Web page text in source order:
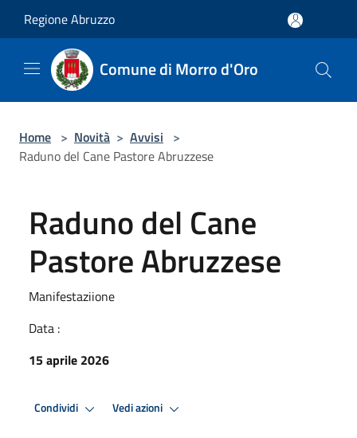
Regione Abruzzo
Comune di Morro d'Oro
Home > Novità > Avvisi >
Raduno del Cane Pastore Abruzzese
Raduno del Cane
Pastore Abruzzese
Manifestaziione
Data :
15 aprile 2026
Condividi Vedi azioni